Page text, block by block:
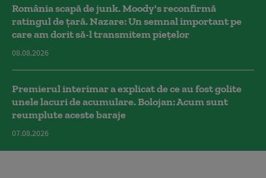
România scapă de junk. Moody's reconfirmă
ratingul de țară. Nazare: Un semnal important pe
care am dorit să-l transmitem piețelor
08.08.2026
Premierul interimar a explicat de ce au fost golite
unele lacuri de acumulare. Bolojan: Acum sunt
reumplute aceste baraje
07.08.2026